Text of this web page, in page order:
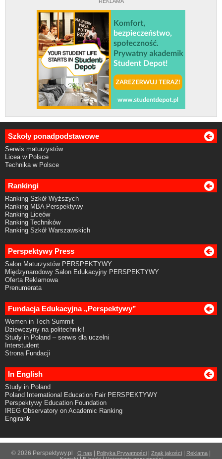
REKLAMA
Szkoły ponadpodstawowe
Serwis maturzystów
Licea w Polsce
Technika w Polsce
Rankingi
Ranking Szkół Wyższych
Ranking MBA Perspektywy
Ranking Liceów
Ranking Techników
Ranking Szkół Warszawskich
Perspektywy Press
Salon Maturzystów PERSPEKTYWY
Międzynarodowy Salon Edukacyjny PERSPEKTYWY
Oferta Reklamowa
Prenumerata
Fundacja Edukacyjna „Perspektywy”
Women in Tech Summit
Dziewczyny na politechniki!
Study in Poland – serwis dla uczelni
Interstudent
Strona Fundacji
In English
Study in Poland
Poland International Education Fair PERSPEKTYWY
Perspektywy Education Foundation
IREG Observatory on Academic Ranking
Engirank
© 2026 Perspektywy.pl O nas Polityka Prywatności Znak jakości Reklama